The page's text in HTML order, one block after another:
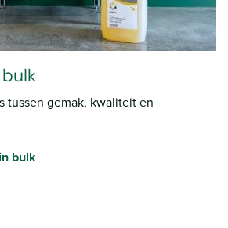
tussen gemak, kwaliteit en
bulk